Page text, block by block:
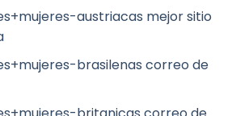
austriacas mejor sitio
brasilenas correo de